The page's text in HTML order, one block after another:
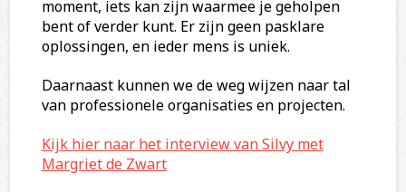
moment, iets kan zijn waarmee je geholpen
bent of verder kunt. Er zijn geen pasklare
oplossingen, en ieder mens is uniek.
Daarnaast kunnen we de weg wijzen naar tal
van professionele organisaties en projecten.
Kijk hier naar het interview van Silvy met
Margriet de Zwart